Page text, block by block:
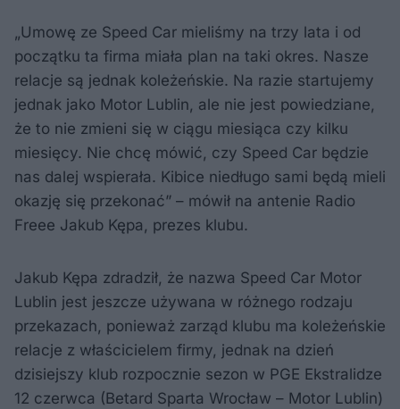
„Umowę ze Speed Car mieliśmy na trzy lata i od
początku ta firma miała plan na taki okres. Nasze
relacje są jednak koleżeńskie. Na razie startujemy
jednak jako Motor Lublin, ale nie jest powiedziane,
że to nie zmieni się w ciągu miesiąca czy kilku
miesięcy. Nie chcę mówić, czy Speed Car będzie
nas dalej wspierała. Kibice niedługo sami będą mieli
okazję się przekonać” – mówił na antenie Radio
Freee Jakub Kępa, prezes klubu.
Jakub Kępa zdradził, że nazwa Speed Car Motor
Lublin jest jeszcze używana w różnego rodzaju
przekazach, ponieważ zarząd klubu ma koleżeńskie
relacje z właścicielem firmy, jednak na dzień
dzisiejszy klub rozpocznie sezon w PGE Ekstralidze
12 czerwca (Betard Sparta Wrocław – Motor Lublin)